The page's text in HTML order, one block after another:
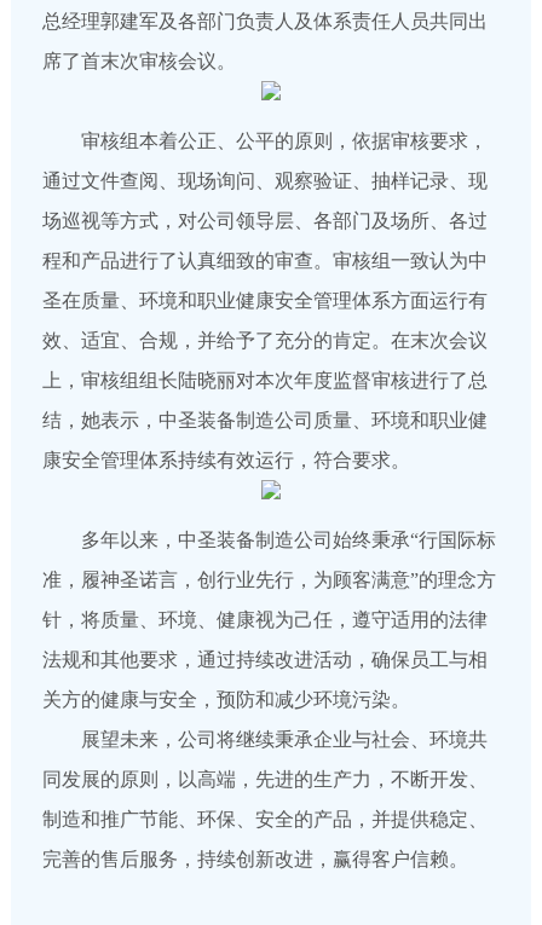
总经理郭建军及各部门负责人及体系责任人员共同出
席了首末次审核会议。
审核组本着公正、公平的原则，依据审核要求，
通过文件查阅、现场询问、观察验证、抽样记录、现
场巡视等方式，对公司领导层、各部门及场所、各过
程和产品进行了认真细致的审查。审核组一致认为中
圣在质量、环境和职业健康安全管理体系方面运行有
效、适宜、合规，并给予了充分的肯定。在末次会议
上，审核组组长陆晓丽对本次年度监督审核进行了总
结，她表示，中圣装备制造公司质量、环境和职业健
康安全管理体系持续有效运行，符合要求。
多年以来，中圣装备制造公司始终秉承“行国际标
准，履神圣诺言，创行业先行，为顾客满意”的理念方
针，将质量、环境、健康视为己任，遵守适用的法律
法规和其他要求，通过持续改进活动，确保员工与相
关方的健康与安全，预防和减少环境污染。
展望未来，公司将继续秉承企业与社会、环境共
同发展的原则，以高端，先进的生产力，不断开发、
制造和推广节能、环保、安全的产品，并提供稳定、
完善的售后服务，持续创新改进，赢得客户信赖。